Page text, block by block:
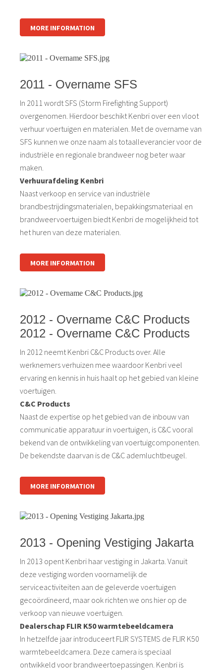
MORE INFORMATION
2011 - Overname SFS
In 2011 wordt SFS (Storm Firefighting Support)
overgenomen. Hierdoor beschikt Kenbri over een vloot
verhuur voertuigen en materialen. Met de overname van
SFS kunnen we onze naam als totaalleverancier voor de
industriële en regionale brandweer nog beter waar
maken.
Verhuurafdeling Kenbri
Naast verkoop en service van industriële
brandbestrijdingsmaterialen, bepakkingsmateriaal en
brandweervoertuigen biedt Kenbri de mogelijkheid tot
het huren van deze materialen.
MORE INFORMATION
2012 - Overname C&C Products
2012 - Overname C&C Products
In 2012 neemt Kenbri C&C Products over. Alle
werknemers verhuizen mee waardoor Kenbri veel
ervaring en kennis in huis haalt op het gebied van kleine
voertuigen.
C&C Products
Naast de expertise op het gebied van de inbouw van
communicatie apparatuur in voertuigen, is C&C vooral
bekend van de ontwikkeling van voertuigcomponenten.
De bekendste daarvan is de C&C ademluchtbeugel.
MORE INFORMATION
2013 - Opening Vestiging Jakarta
In 2013 opent Kenbri haar vestiging in Jakarta. Vanuit
deze vestiging worden voornamelijk de
serviceactiviteiten aan de geleverde voertuigen
gecoördineerd, maar ook richten we ons hier op de
verkoop van nieuwe voertuigen.
Dealerschap FLIR K50 warmtebeeldcamera
In hetzelfde jaar introduceert FLIR SYSTEMS de FLIR K50
warmtebeeldcamera. Deze camera is speciaal
ontwikkeld voor brandweertoepassingen. Kenbri is